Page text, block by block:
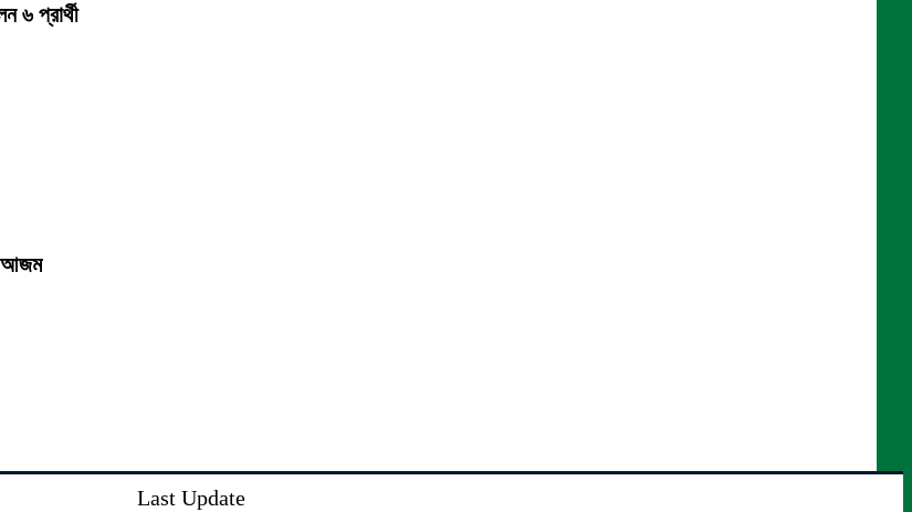
৬ প্রার্থী
আজম
Last Update